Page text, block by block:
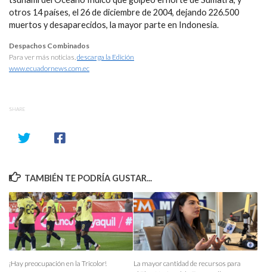
otros 14 países, el 26 de diciembre de 2004, dejando 226.500
muertos y desaparecidos, la mayor parte en Indonesia.
Despachos Combinados
Para ver más noticias, descarga la Edición
www.ecuadornews.com.ec
SHARE
TAMBIÉN TE PODRÍA GUSTAR...
¡Hay preocupación en la Tricolor!
La mayor cantidad de recursos para